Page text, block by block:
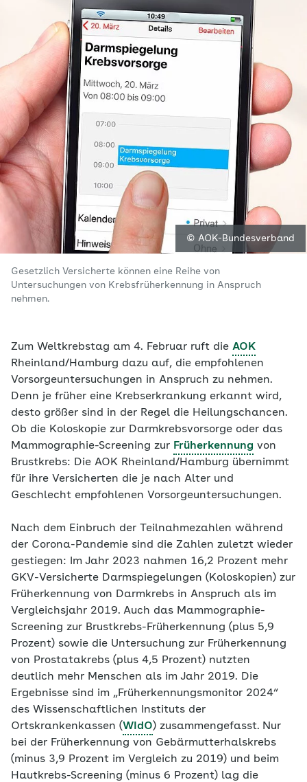
© AOK-Bundesverband
Gesetzlich Versicherte können eine Reihe von
Untersuchungen von Krebsfrüherkennung in Anspruch
nehmen.
Zum Weltkrebstag am 4. Februar ruft die AOK
Rheinland/Hamburg dazu auf, die empfohlenen
Vorsorgeuntersuchungen in Anspruch zu nehmen.
Denn je früher eine Krebserkrankung erkannt wird,
desto größer sind in der Regel die Heilungschancen.
Ob die Koloskopie zur Darmkrebsvorsorge oder das
Mammographie-Screening zur Früherkennung von
Brustkrebs: Die AOK Rheinland/Hamburg übernimmt
für ihre Versicherten die je nach Alter und
Geschlecht empfohlenen Vorsorgeuntersuchungen.
Nach dem Einbruch der Teilnahmezahlen während
der Corona-Pandemie sind die Zahlen zuletzt wieder
gestiegen: Im Jahr 2023 nahmen 16,2 Prozent mehr
GKV-Versicherte Darmspiegelungen (Koloskopien) zur
Früherkennung von Darmkrebs in Anspruch als im
Vergleichsjahr 2019. Auch das Mammographie-
Screening zur Brustkrebs-Früherkennung (plus 5,9
Prozent) sowie die Untersuchung zur Früherkennung
von Prostatakrebs (plus 4,5 Prozent) nutzten
deutlich mehr Menschen als im Jahr 2019. Die
Ergebnisse sind im „Früherkennungsmonitor 2024“
des Wissenschaftlichen Instituts der
Ortskrankenkassen (WIdO) zusammengefasst. Nur
bei der Früherkennung von Gebärmutterhalskrebs
(minus 3,9 Prozent im Vergleich zu 2019) und beim
Hautkrebs-Screening (minus 6 Prozent) lag die